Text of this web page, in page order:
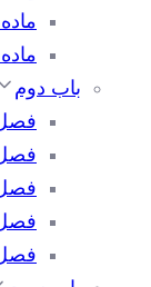
ماده ۱
ماده ۲
باب دوم
فصل
فصل
فصل